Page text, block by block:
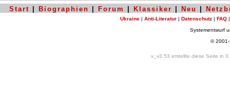
Start Biographien Forum Klassiker Neu
Ukraine | Anti-Literatur | Datenschutz | FAQ
Systementwurf
©
v_v3.53 erstellte diese Seite in